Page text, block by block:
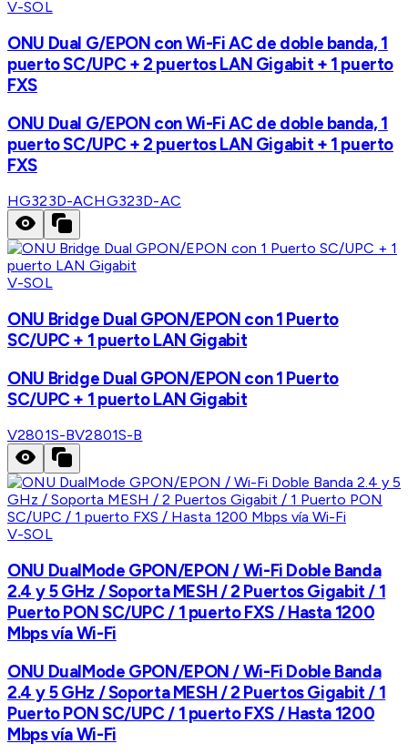
V-SOL
ONU Dual G/EPON con Wi-Fi AC de doble banda, 1
puerto SC/UPC + 2 puertos LAN Gigabit + 1 puerto
FXS
ONU Dual G/EPON con Wi-Fi AC de doble banda, 1
puerto SC/UPC + 2 puertos LAN Gigabit + 1 puerto
FXS
HG323D-ACHG323D-AC
V-SOL
ONU Bridge Dual GPON/EPON con 1 Puerto
SC/UPC + 1 puerto LAN Gigabit
ONU Bridge Dual GPON/EPON con 1 Puerto
SC/UPC + 1 puerto LAN Gigabit
V2801S-BV2801S-B
V-SOL
ONU DualMode GPON/EPON / Wi-Fi Doble Banda
2.4 y 5 GHz / Soporta MESH / 2 Puertos Gigabit / 1
Puerto PON SC/UPC / 1 puerto FXS / Hasta 1200
Mbps vía Wi-Fi
ONU DualMode GPON/EPON / Wi-Fi Doble Banda
2.4 y 5 GHz / Soporta MESH / 2 Puertos Gigabit / 1
Puerto PON SC/UPC / 1 puerto FXS / Hasta 1200
Mbps vía Wi-Fi